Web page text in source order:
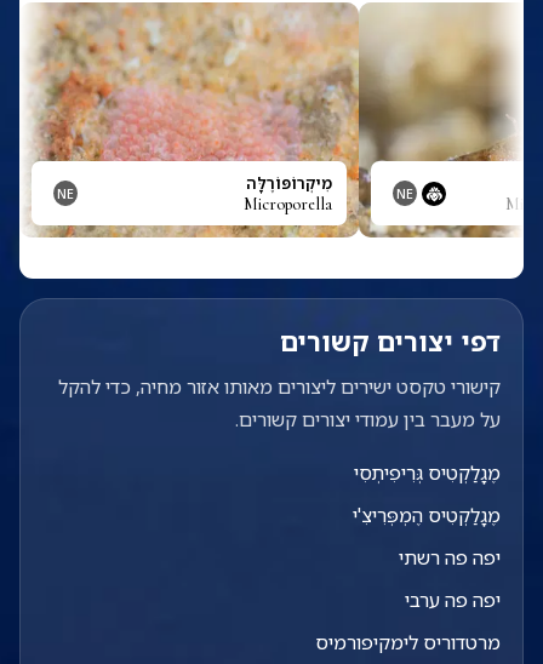
NE מִיקְרוֹפּוֹרֶלָּה
Microporella
NE
דפי יצורים קשורים
קישורי טקסט ישירים ליצורים מאותו אזור מחיה, כדי להקל
על מעבר בין עמודי יצורים קשורים.
מֶגָלַקְטִיס גְּרִיפִיתְסִי
מֶגָלַקְטִיס הֶמְפְּרִיצִ'י
יפה פה רשתי
יפה פה ערבי
מרטדוריס לימקיפורמיס